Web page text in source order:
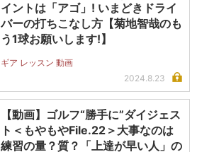
イントは「アゴ」! いまどきドライ
バーの打ちこなし方【菊地智哉のも
う1球お願いします!】
ギア レッスン 動画
2024.8.23
【動画】ゴルフ“勝手に”ダイジェス
ト＜もやもやFile.22＞大事なのは
練習の量？質？「上達が早い人」の